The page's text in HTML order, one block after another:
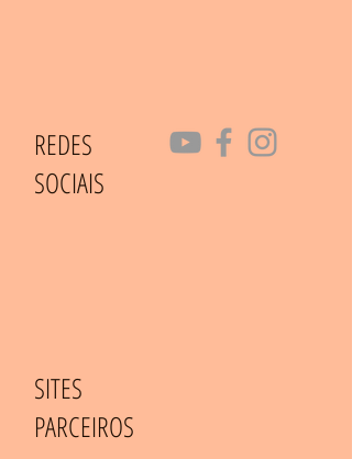
REDES
SOCIAIS
SITES
PARCEIROS